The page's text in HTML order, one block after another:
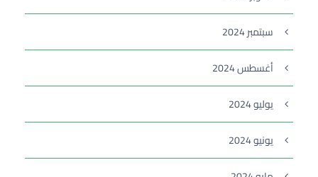
سبتمبر 2024
أغسطس 2024
يوليو 2024
يونيو 2024